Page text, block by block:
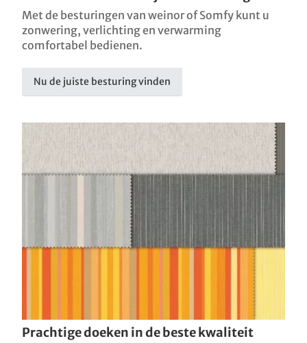
Met de besturingen van weinor of Somfy kunt u
zonwering, verlichting en verwarming
comfortabel bedienen.
Nu de juiste besturing vinden
Prachtige doeken in de beste kwaliteit